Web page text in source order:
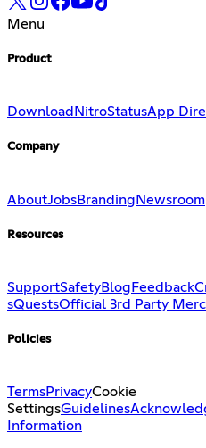
Menu
Product
Download NitroStatusApp
Company
AboutJobsBrandingNewsroom
Resources
SupportSafetyBlog Feedback
sQuestsOfficial 3rd Party
Policies
TermsPrivacyCookie
SettingsGuidelines
Information